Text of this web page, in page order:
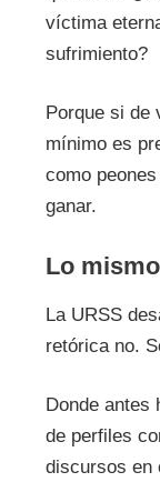
víctima
sufrimiento?
Porque si de
mínimo es
como
ganar.
Lo
La URSS
retórica no.
Donde antes
de perfiles
discursos en